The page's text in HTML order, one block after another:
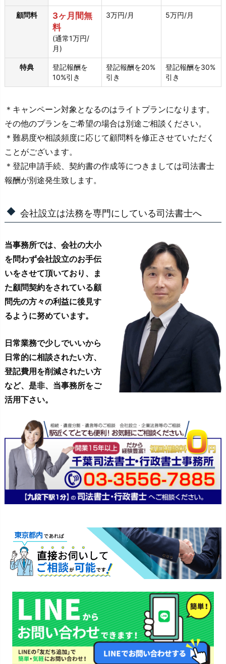
顧問料
3ヶ月間無
料
(通常1万円/
月)
3万円/月 5万円/月
特典
登記報酬を
10%引き
登記報酬を20%
引き
登記報酬を30%
引き
＊キャンペーン対象となるのはライトプランになります。
その他のプランをご希望の場合は別途ご相談ください。
＊難易度や相談頻度に応じて顧問料を修正させていただく
ことがございます。
＊登記申請手続、契約書の作成等につきましては司法書士
報酬が別途発生致します。
会社設立は法務を専門にしている司法書士へ
当事務所では、会社の大小
を問わず会社設立のお手伝
いをさせて頂いており、ま
た顧問契約をされている顧
問先の方々の利益に後見す
るように努めています。
日常業務で少しでいいから
日常的に相談されたい方、
登記費用を削減されたい方
など、是非、当事務所をご
活用下さい。